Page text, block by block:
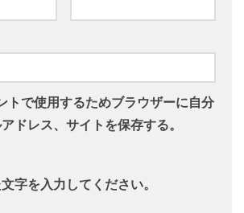
トで使用するためブラウザーに自分
ドレス、サイトを保存する。
字を入力してください。